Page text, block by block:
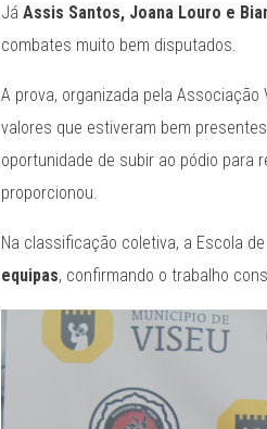
Já Assis Santos, Joana Louro e
combates muito bem disputados.
A prova, organizada pela
valores que estiveram bem
oportunidade de subir ao pódio para
proporcionou.
Na classificação coletiva, a Escola
equipas, confirmando o trabalho